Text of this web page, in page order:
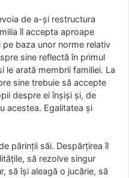
de a-și restructura
îl accepta aproape
baza unor norme relativ
sine reflectă în primul
le arată membrii familiei. La
sine trebuie să accepte
despre ei înșiși și, de
acestea. Egalitatea și
părinții săi. Despărțirea îl
să rezolve singur
să își aleagă o jucărie, să